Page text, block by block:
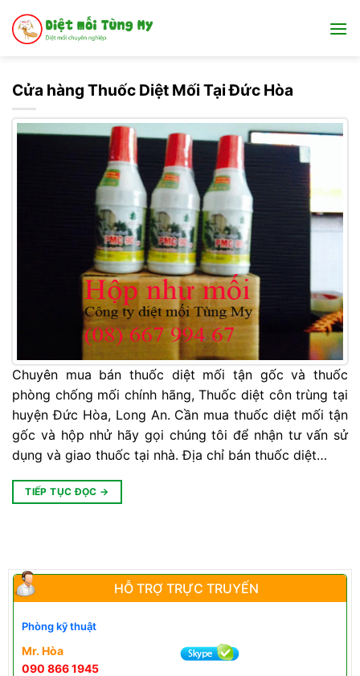
qua
HỖ TRỢ TRỰC TRUYẾN
Phòng kỹ thuật
Mr. Hòa
090 866 1945
Cửa hàng Thuốc Diệt Mối Tại Đức Hòa
Chuyên mua bán thuốc diệt mối tận gốc và thuốc
phòng chống mối chính hãng, Thuốc diệt côn trùng tại
huyện Đức Hòa, Long An. Cần mua thuốc diệt mối tận
gốc và hộp nhử hãy gọi chúng tôi để nhận tư vấn sử
dụng và giao thuốc tại nhà. Địa chỉ bán thuốc diệt…
TIẾP TỤC ĐỌC →